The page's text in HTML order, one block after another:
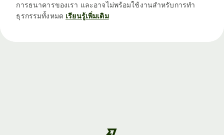
การธนาคารของเรา และอาจไม่พร้อมใช้งานสำหรับการทำ
ธุรกรรมทั้งหมด เรียนรู้เพิ่มเติม